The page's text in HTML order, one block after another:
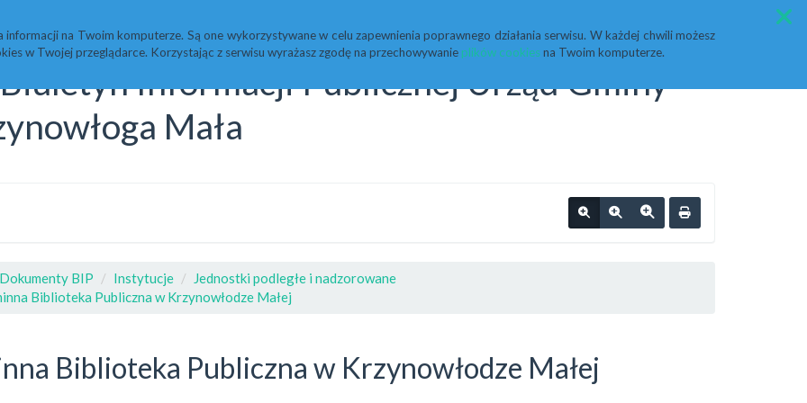
na Twoim komputerze. Są one wykorzystywane w celu zapewnienia poprawnego działania serwisu. W każdej chwili możesz
w Twojej przeglądarce. Korzystając z serwisu wyrażasz zgodę na przechowywanie plików cookiesna Twoim komputerze.
Informacji Publicznej Urząd Gminy
Mała
BIP Instytucje
Jednostki podległe i nadzorowane
Biblioteka Publiczna w Krzynowłodze Małej
Biblioteka Publiczna w Krzynowłodze Małej